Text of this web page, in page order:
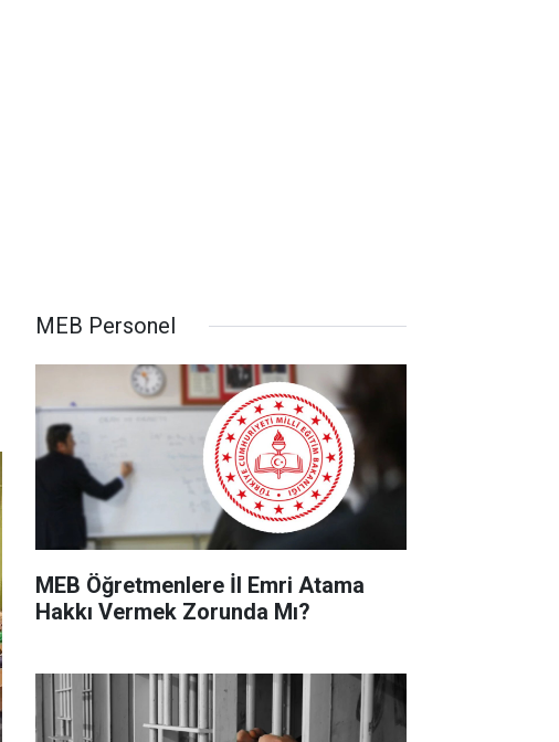
MEB Personel
MEB Öğretmenlere İl Emri Atama
Hakkı Vermek Zorunda Mı?